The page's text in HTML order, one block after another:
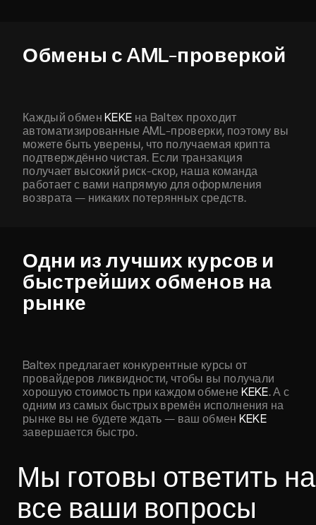
Обмены с AML-проверкой
Каждый обменKEKE на Baltex проходит
автоматизированные AML-проверки, поэтому вы
можете быть уверены, что получаемая крипта
подтверждённо чистая. Если транзакция
получает высокий риск-скор, наша команда
работает с вами напрямую для оформления
возврата — никаких потерянных средств.
Одни из лучших курсов и
быстрейших обменов на
рынке
Baltex предлагает конкурентные курсы от
провайдеров ликвидности, чтобы вы получали
хорошую стоимость при каждом обмене KEKE. А с
одним из самых быстрых времён исполнения на
рынке вы не будете ждать — ваш обмен KEKE
завершается быстро.
Мы готовы ответить на
все ваши вопросы